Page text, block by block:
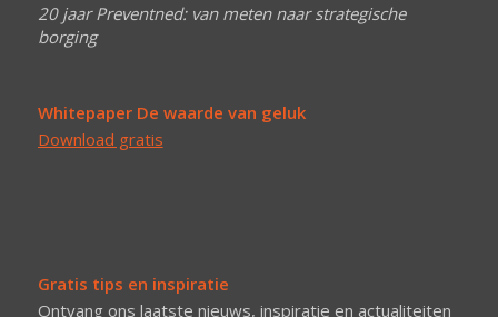
20 jaar Preventned: van meten naar strategische
borging
Whitepaper De waarde van geluk
Download gratis
Gratis tips en inspiratie
Ontvang ons laatste nieuws, inspiratie en actualiteiten